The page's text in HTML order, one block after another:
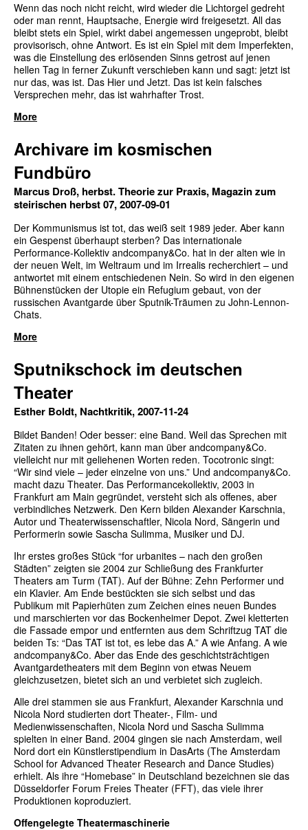
Wenn das noch nicht reicht, wird wieder die Lichtorgel gedreht
oder man rennt, Hauptsache, Energie wird freigesetzt. All das
bleibt stets ein Spiel, wirkt dabei angemessen ungeprobt, bleibt
provisorisch, ohne Antwort. Es ist ein Spiel mit dem Imperfekten,
was die Einstellung des erlösenden Sinns getrost auf jenen
hellen Tag in ferner Zukunft verschieben kann und sagt: jetzt ist
nur das, was ist. Das Hier und Jetzt. Das ist kein falsches
Versprechen mehr, das ist wahrhafter Trost.
More
Archivare im kosmischen
Fundbüro
Marcus Droß, herbst. Theorie zur Praxis, Magazin zum
steirischen herbst 07, 2007-09-01
Der Kommunismus ist tot, das weiß seit 1989 jeder. Aber kann
ein Gespenst überhaupt sterben? Das internationale
Performance-Kollektiv andcompany&Co. hat in der alten wie in
der neuen Welt, im Weltraum und im Irrealis recherchiert – und
antwortet mit einem entschiedenen Nein. So wird in den eigenen
Bühnenstücken der Utopie ein Refugium gebaut, von der
russischen Avantgarde über Sputnik-Träumen zu John-Lennon-
Chats.
More
Sputnikschock im deutschen
Theater
Esther Boldt, Nachtkritik, 2007-11-24
Bildet Banden! Oder besser: eine Band. Weil das Sprechen mit
Zitaten zu ihnen gehört, kann man über andcompany&Co.
vielleicht nur mit geliehenen Worten reden. Tocotronic singt:
“Wir sind viele – jeder einzelne von uns.” Und andcompany&Co.
macht dazu Theater. Das Performancekollektiv, 2003 in
Frankfurt am Main gegründet, versteht sich als offenes, aber
verbindliches Netzwerk. Den Kern bilden Alexander Karschnia,
Autor und Theaterwissenschaftler, Nicola Nord, Sängerin und
Performerin sowie Sascha Sulimma, Musiker und DJ.
Ihr erstes großes Stück “for urbanites – nach den großen
Städten” zeigten sie 2004 zur Schließung des Frankfurter
Theaters am Turm (TAT). Auf der Bühne: Zehn Performer und
ein Klavier. Am Ende bestückten sie sich selbst und das
Publikum mit Papierhüten zum Zeichen eines neuen Bundes
und marschierten vor das Bockenheimer Depot. Zwei kletterten
die Fassade empor und entfernten aus dem Schriftzug TAT die
beiden Ts: “Das TAT ist tot, es lebe das A.” A wie Anfang. A wie
andcompany&Co. Aber das Ende des geschichtsträchtigen
Avantgardetheaters mit dem Beginn von etwas Neuem
gleichzusetzen, bietet sich an und verbietet sich zugleich.
Alle drei stammen sie aus Frankfurt, Alexander Karschnia und
Nicola Nord studierten dort Theater-, Film- und
Medienwissenschaften, Nicola Nord und Sascha Sulimma
spielten in einer Band. 2004 gingen sie nach Amsterdam, weil
Nord dort ein Künstlerstipendium in DasArts (The Amsterdam
School for Advanced Theater Research and Dance Studies)
erhielt. Als ihre “Homebase” in Deutschland bezeichnen sie das
Düsseldorfer Forum Freies Theater (FFT), das viele ihrer
Produktionen koproduziert.
Offengelegte Theatermaschinerie